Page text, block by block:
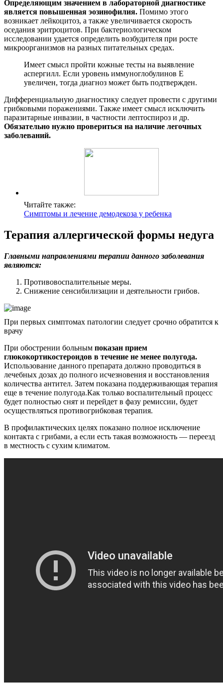
Определяющим значением в лабораторной диагностике
является повышенная эозинофилия. Помимо этого
возникает лейкоцитоз, а также увеличивается скорость
оседания эритроцитов. При бактериологическом
исследовании удается определить возбудителя при росте
микроорганизмов на разных питательных средах.
Имеет смысл пройти кожные тесты на выявление
аспергилл. Если уровень иммуноглобулинов Е
увеличен, тогда диагноз может быть подтвержден.
Дифференциальную диагностику следует провести с другими
грибковыми поражениями. Также имеет смысл исключить
паразитарные инвазии, в частности лептоспироз и др.
Обязательно нужно провериться на наличие легочных
заболеваний.
Читайте также:
Симптомы и лечение демодекоза у ребенка
Терапия аллергической формы недуга
Главными направлениями терапии данного заболевания
являются:
Противовоспалительные меры.
Снижение сенсибилизации и деятельности грибов.
При первых симптомах патологии следует срочно обратится к
врачу
При обострении больным показан прием
глюкокортикостероидов в течение не менее полугода.
Использование данного препарата должно проводиться в
лечебных дозах до полного исчезновения и восстановления
количества антител. Затем показана поддерживающая терапия
еще в течение полугода.Как только воспалительный процесс
будет полностью снят и перейдет в фазу ремиссии, будет
осуществляться противогрибковая терапия.
В профилактических целях показано полное исключение
контакта с грибами, а если есть такая возможность — переезд
в местность с сухим климатом.